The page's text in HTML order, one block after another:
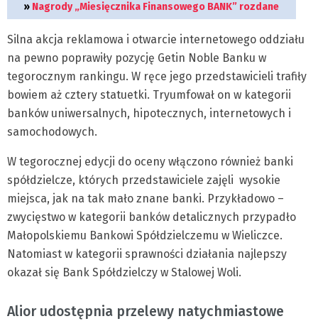
» Nagrody „Miesięcznika Finansowego BANK” rozdane
Silna akcja reklamowa i otwarcie internetowego oddziału
na pewno poprawiły pozycję Getin Noble Banku w
tegorocznym rankingu. W ręce jego przedstawicieli trafiły
bowiem aż cztery statuetki. Tryumfował on w kategorii
banków uniwersalnych, hipotecznych, internetowych i
samochodowych.
W tegorocznej edycji do oceny włączono również banki
spółdzielcze, których przedstawiciele zajęli wysokie
miejsca, jak na tak mało znane banki. Przykładowo –
zwycięstwo w kategorii banków detalicznych przypadło
Małopolskiemu Bankowi Spółdzielczemu w Wieliczce.
Natomiast w kategorii sprawności działania najlepszy
okazał się Bank Spółdzielczy w Stalowej Woli.
Alior udostępnia przelewy natychmiastowe